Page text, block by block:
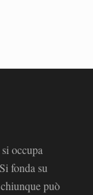
occupa
fonda su
può